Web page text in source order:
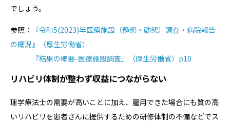
でしょう。
参照：
『令和5(2023)年医療施設（静態・動態）調査・病院報告
の概況』（厚生労働省）
『結果の概要-医療施設調査』（厚生労働省）p10
リハビリ体制が整わず収益につながらない
理学療法士の需要が高いことに加え、雇用できた場合にも質の高
いリハビリを患者さんに提供するための研修体制の不備などでス